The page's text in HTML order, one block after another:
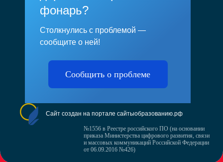
фонарь?
Столкнулись с проблемой —
сообщите о ней!
Сообщить о проблеме
Сайт создан на портале сайтыобразованию.рф
№1556 в Реестре российского ПО (на основании
приказа Министерства цифрового развития, связи
и массовых коммуникаций Российской Федерации
от 06.09.2016 №426)